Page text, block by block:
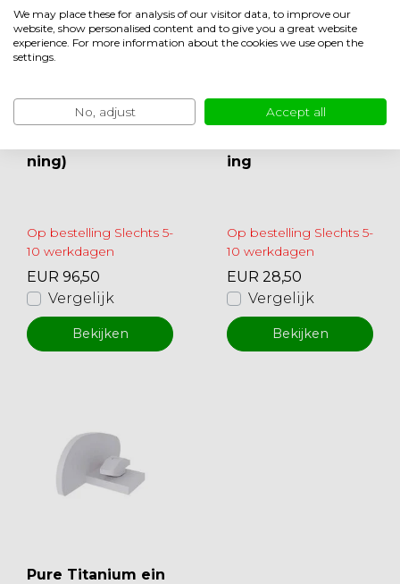
Pure Titanium trap
ning)
Op bestelling Slechts 5-
10 werkdagen
EUR 96,50
Vergelijk
Bekijken
Pure Titanium dra
ing
Op bestelling Slechts 5-
10 werkdagen
EUR 28,50
Vergelijk
Bekijken
Pure Titanium ein
We may place these for analysis of our visitor data, to improve our
website, show personalised content and to give you a great website
experience. For more information about the cookies we use open the
settings.
No, adjust Accept all